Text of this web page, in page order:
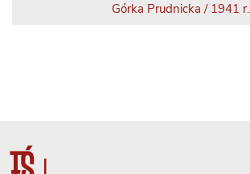
Górka Prudnicka / 1941 r.